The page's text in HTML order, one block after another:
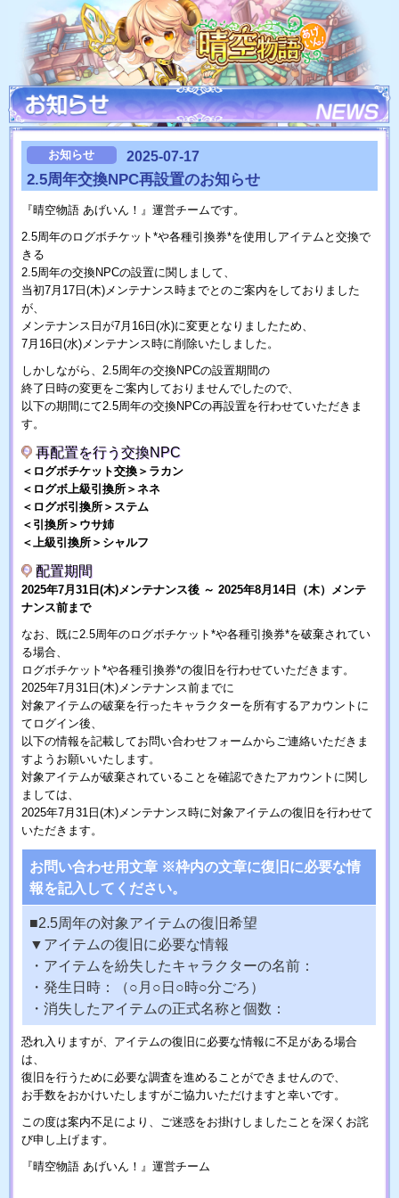
お知らせ 2025-07-17
2.5周年交換NPC再設置のお知らせ
『晴空物語 あげいん！』運営チームです。
2.5周年のログボチケット*や各種引換券*を使用しアイテムと交換で
きる
2.5周年の交換NPCの設置に関しまして、
当初7月17日(木)メンテナンス時までとのご案内をしておりました
が、
メンテナンス日が7月16日(水)に変更となりましたため、
7月16日(水)メンテナンス時に削除いたしました。
しかしながら、2.5周年の交換NPCの設置期間の
終了日時の変更をご案内しておりませんでしたので、
以下の期間にて2.5周年の交換NPCの再設置を行わせていただきま
す。
再配置を行う交換NPC
＜ログボチケット交換＞ラカン
＜ログボ上級引換所＞ネネ
＜ログボ引換所＞ステム
＜引換所＞ウサ姉
＜上級引換所＞シャルフ
配置期間
2025年7月31日(木)メンテナンス後 ～ 2025年8月14日（木）メンテ
ナンス前まで
なお、既に2.5周年のログボチケット*や各種引換券*を破棄されてい
る場合、
ログボチケット*や各種引換券*の復旧を行わせていただきます。
2025年7月31日(木)メンテナンス前までに
対象アイテムの破棄を行ったキャラクターを所有するアカウントに
てログイン後、
以下の情報を記載してお問い合わせフォームからご連絡いただきま
すようお願いいたします。
対象アイテムが破棄されていることを確認できたアカウントに関し
ましては、
2025年7月31日(木)メンテナンス時に対象アイテムの復旧を行わせて
いただきます。
お問い合わせ用文章 ※枠内の文章に復旧に必要な情
報を記入してください。
■2.5周年の対象アイテムの復旧希望
▼アイテムの復旧に必要な情報
・アイテムを紛失したキャラクターの名前：
・発生日時：（○月○日○時○分ごろ）
・消失したアイテムの正式名称と個数：
恐れ入りますが、アイテムの復旧に必要な情報に不足がある場合
は、
復旧を行うために必要な調査を進めることができませんので、
お手数をおかけいたしますがご協力いただけますと幸いです。
この度は案内不足により、ご迷惑をお掛けしましたことを深くお詫
び申し上げます。
『晴空物語 あげいん！』運営チーム